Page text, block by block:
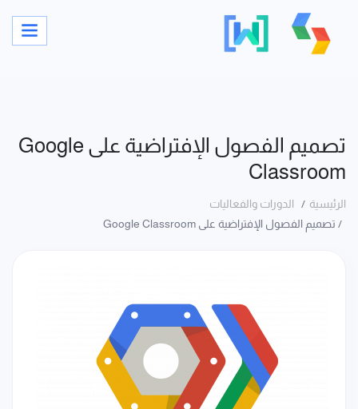
‫تصميم الفصول الإفتراضية على Google
Classroom‬
الرئيسية
الدورات والفعاليات